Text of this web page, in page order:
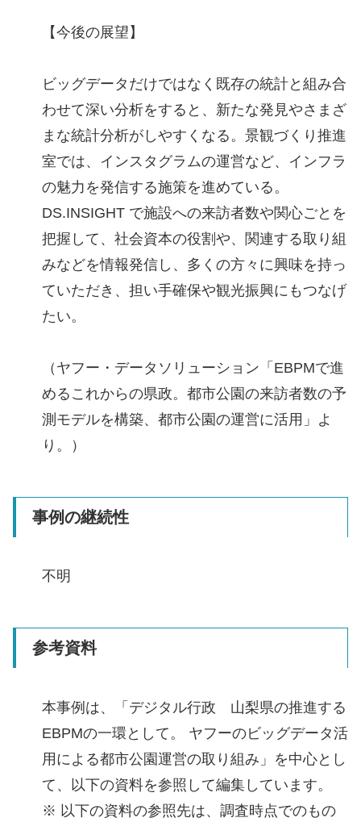
【今後の展望】
ビッグデータだけではなく既存の統計と組み合
わせて深い分析をすると、新たな発見やさまざ
まな統計分析がしやすくなる。景観づくり推進
室では、インスタグラムの運営など、インフラ
の魅力を発信する施策を進めている。
DS.INSIGHT で施設への来訪者数や関心ごとを
把握して、社会資本の役割や、関連する取り組
みなどを情報発信し、多くの方々に興味を持っ
ていただき、担い手確保や観光振興にもつなげ
たい。
（ヤフー・データソリューション「EBPMで進
めるこれからの県政。都市公園の来訪者数の予
測モデルを構築、都市公園の運営に活用」よ
り。）
事例の継続性
不明
参考資料
本事例は、「デジタル行政 山梨県の推進する
EBPMの一環として。 ヤフーのビッグデータ活
用による都市公園運営の取り組み」を中心とし
て、以下の資料を参照して編集しています。
※ 以下の資料の参照先は、調査時点でのもの